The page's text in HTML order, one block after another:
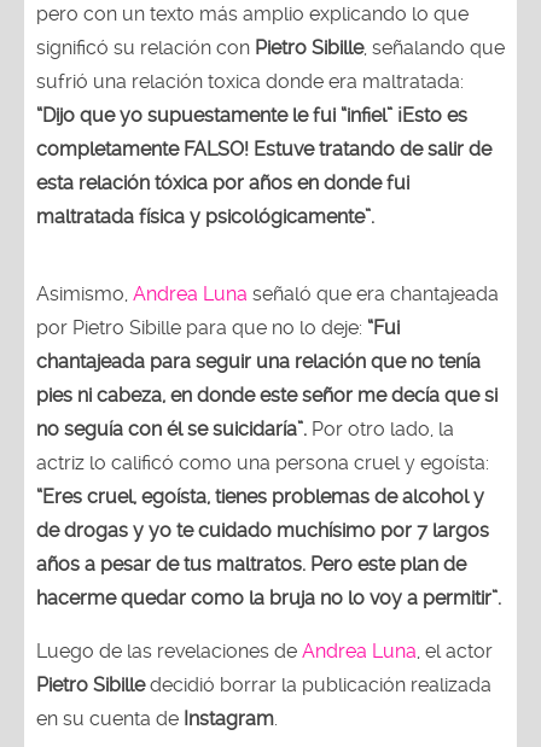
pero con un texto más amplio explicando lo que
significó su relación con Pietro Sibille, señalando que
sufrió una relación toxica donde era maltratada:
“Dijo que yo supuestamente le fui “infiel” ¡Esto es
completamente FALSO! Estuve tratando de salir de
esta relación tóxica por años en donde fui
maltratada física y psicológicamente”.
Asimismo, Andrea Luna señaló que era chantajeada
por Pietro Sibille para que no lo deje: “Fui
chantajeada para seguir una relación que no tenía
pies ni cabeza, en donde este señor me decía que si
no seguía con él se suicidaría”. Por otro lado, la
actriz lo calificó como una persona cruel y egoísta:
“Eres cruel, egoísta, tienes problemas de alcohol y
de drogas y yo te cuidado muchísimo por 7 largos
años a pesar de tus maltratos. Pero este plan de
hacerme quedar como la bruja no lo voy a permitir”.
Luego de las revelaciones de Andrea Luna, el actor
Pietro Sibilledecidió borrar la publicación realizada
en su cuenta de Instagram.